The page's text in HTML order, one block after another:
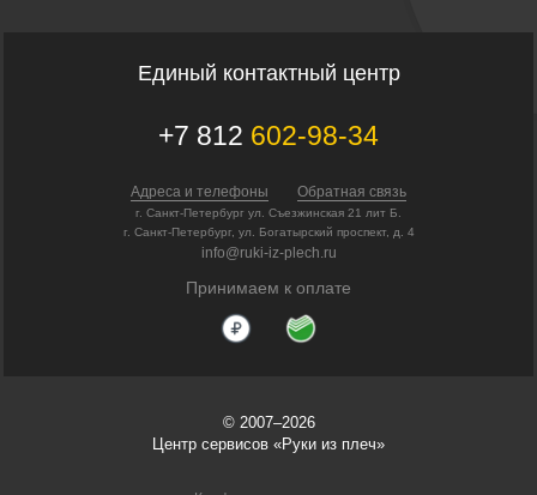
Единый контактный центр
+7 812 602-98-34
Адреса и телефоны Обратная связь
г. Санкт-Петербург ул. Съезжинская 21 лит Б.
г. Санкт-Петербург, ул. Богатырский проспект, д. 4
info@ruki-iz-plech.ru
Принимаем к оплате
© 2007–2026
Центр сервисов «Руки из плеч»